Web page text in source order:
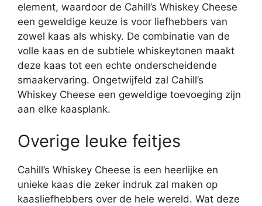
element, waardoor de Cahill’s Whiskey Cheese
een geweldige keuze is voor liefhebbers van
zowel kaas als whisky. De combinatie van de
volle kaas en de subtiele whiskeytonen maakt
deze kaas tot een echte onderscheidende
smaakervaring. Ongetwijfeld zal Cahill’s
Whiskey Cheese een geweldige toevoeging zijn
aan elke kaasplank.
Overige leuke feitjes
Cahill’s Whiskey Cheese is een heerlijke en
unieke kaas die zeker indruk zal maken op
kaasliefhebbers over de hele wereld. Wat deze